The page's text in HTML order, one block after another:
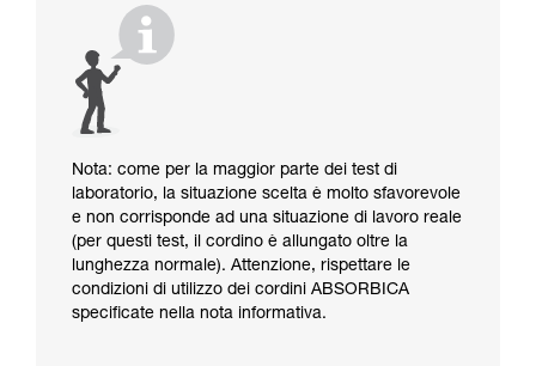
Nota: come per la maggior parte dei test di
laboratorio, la situazione scelta è molto sfavorevole
e non corrisponde ad una situazione di lavoro reale
(per questi test, il cordino è allungato oltre la
lunghezza normale). Attenzione, rispettare le
condizioni di utilizzo dei cordini ABSORBICA
specificate nella nota informativa.